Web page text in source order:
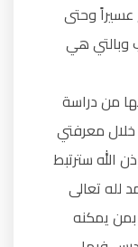
عسيراً وحتى
وبالتي هي
من دراسة
معرفتي
الله سترتبط
لله تعالى
بمن يمكنه